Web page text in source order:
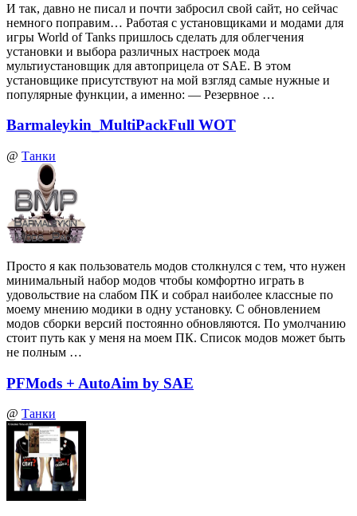
И так, давно не писал и почти забросил свой сайт, но сейчас
немного поправим… Работая с установщиками и модами для
игры World of Tanks пришлось сделать для облегчения
установки и выбора различных настроек мода
мультиустановщик для автоприцела от SAE. В этом
установщике присутствуют на мой взгляд самые нужные и
популярные функции, а именно: — Резервное …
Barmaleykin_MultiPackFull WOT
@ Танки
Просто я как пользователь модов столкнулся с тем, что нужен
минимальный набор модов чтобы комфортно играть в
удовольствие на слабом ПК и собрал наиболее классные по
моему мнению модики в одну установку. С обновлением
модов сборки версий постоянно обновляются. По умолчанию
стоит путь как у меня на моем ПК. Список модов может быть
не полным …
PFMods + AutoAim by SAE
@ Танки